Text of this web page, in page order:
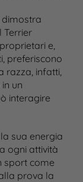
dimostra
Terrier
e,
preferiscono
razza, infatti,
un
interagire
sua energia
ogni attività
sport come
prova la